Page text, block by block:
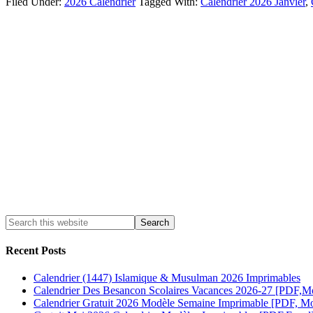
Recent Posts
Calendrier (1447) Islamique & Musulman 2026 Imprimables
Calendrier Des Besancon Scolaires Vacances 2026-27
Calendrier Gratuit 2026 Modèle Semaine Imprimable [PDF,